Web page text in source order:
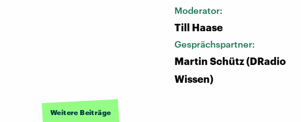
Moderator:
Till Haase
Gesprächspartner:
Martin Schütz (DRadio
Wissen)
Weitere Beiträge